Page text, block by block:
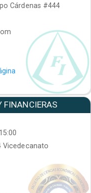
Cárdenas #444
FINANCIERAS
Vicedecanato